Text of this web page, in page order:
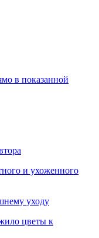
в показанной
и ухоженного
уходу
цветы к